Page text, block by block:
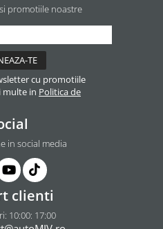
promotiile noastre
cu promotiile
multe in Politica de
in social media
clienti
10:00: 17:00